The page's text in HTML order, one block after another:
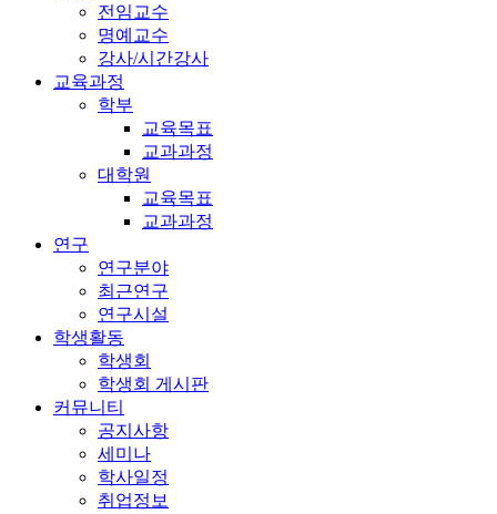
전임교수
명예교수
강사/시간강사
교육과정
학부
교육목표
교과과정
대학원
교육목표
교과과정
연구
연구분야
최근연구
연구시설
학생활동
학생회
학생회 게시판
커뮤니티
공지사항
세미나
학사일정
취업정보